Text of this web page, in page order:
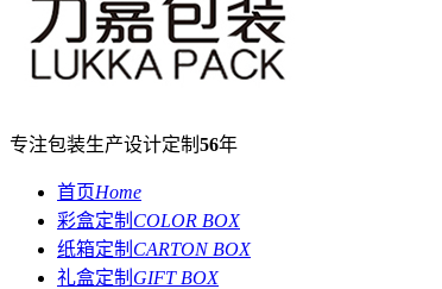
专注包装生产设计定制 56年
首页Home
彩盒定制 COLOR BOX
纸箱定制 CARTON BOX
礼盒定制 GIFT BOX